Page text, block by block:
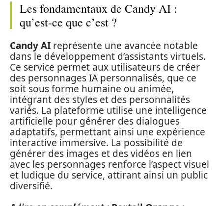
Les fondamentaux de Candy AI :
qu’est-ce que c’est ?
Candy AI représente une avancée notable
dans le développement d’assistants virtuels.
Ce service permet aux utilisateurs de créer
des personnages IA personnalisés, que ce
soit sous forme humaine ou animée,
intégrant des styles et des personnalités
variés. La plateforme utilise une intelligence
artificielle pour générer des dialogues
adaptatifs, permettant ainsi une expérience
interactive immersive. La possibilité de
générer des images et des vidéos en lien
avec les personnages renforce l’aspect visuel
et ludique du service, attirant ainsi un public
diversifié.